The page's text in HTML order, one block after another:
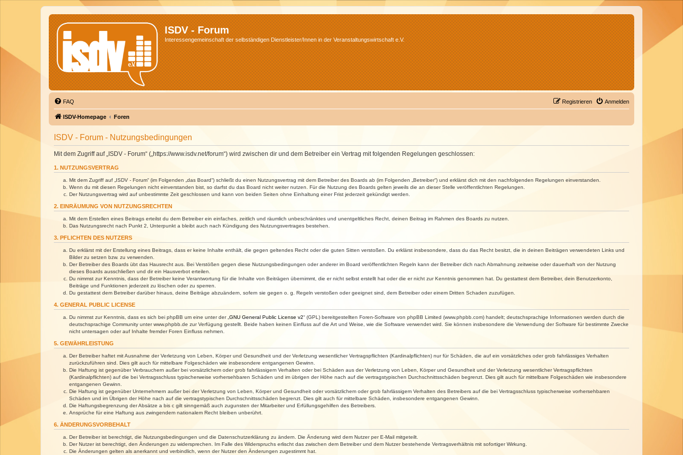
ISDV - Forum
Interessengemeinschaft der selbständigen Dienstleister/Innen in der Veranstaltungswirtschaft e.V.
FAQ Anmelden
Registrieren
ISDV-Homepage Foren
ISDV - Forum - Nutzungsbedingungen
Mit dem Zugriff auf „ISDV - Forum“ („https://www.isdv.net/forum“) wird zwischen dir und dem Betreiber ein Vertrag mit folgenden Regelungen geschlossen:
1. NUTZUNGSVERTRAG
Mit dem Zugriff auf „ISDV - Forum“ (im Folgenden „das Board“) schließt du einen Nutzungsvertrag mit dem Betreiber des Boards ab (im Folgenden „Betreiber“) und erklärst dich mit den nachfolgenden Regelungen einverstanden.
Wenn du mit diesen Regelungen nicht einverstanden bist, so darfst du das Board nicht weiter nutzen. Für die Nutzung des Boards gelten jeweils die an dieser Stelle veröffentlichten Regelungen.
Der Nutzungsvertrag wird auf unbestimmte Zeit geschlossen und kann von beiden Seiten ohne Einhaltung einer Frist jederzeit gekündigt werden.
2. EINRÄUMUNG VON NUTZUNGSRECHTEN
Mit dem Erstellen eines Beitrags erteilst du dem Betreiber ein einfaches, zeitlich und räumlich unbeschränktes und unentgeltliches Recht, deinen Beitrag im Rahmen des Boards zu nutzen.
Das Nutzungsrecht nach Punkt 2, Unterpunkt a bleibt auch nach Kündigung des Nutzungsvertrages bestehen.
3. PFLICHTEN DES NUTZERS
Du erklärst mit der Erstellung eines Beitrags, dass er keine Inhalte enthält, die gegen geltendes Recht oder die guten Sitten verstoßen. Du erklärst insbesondere, dass du das Recht besitzt, die in deinen Beiträgen verwendeten Links und
Bilder zu setzen bzw. zu verwenden.
Der Betreiber des Boards übt das Hausrecht aus. Bei Verstößen gegen diese Nutzungsbedingungen oder anderer im Board veröffentlichten Regeln kann der Betreiber dich nach Abmahnung zeitweise oder dauerhaft von der Nutzung
dieses Boards ausschließen und dir ein Hausverbot erteilen.
Du nimmst zur Kenntnis, dass der Betreiber keine Verantwortung für die Inhalte von Beiträgen übernimmt, die er nicht selbst erstellt hat oder die er nicht zur Kenntnis genommen hat. Du gestattest dem Betreiber, dein Benutzerkonto,
Beiträge und Funktionen jederzeit zu löschen oder zu sperren.
Du gestattest dem Betreiber darüber hinaus, deine Beiträge abzuändern, sofern sie gegen o. g. Regeln verstoßen oder geeignet sind, dem Betreiber oder einem Dritten Schaden zuzufügen.
4. GENERAL PUBLIC LICENSE
Du nimmst zur Kenntnis, dass es sich bei phpBB um eine unter der „ GNU General Public License v2“ (GPL) bereitgestellten Foren-Software von phpBB Limited (www.phpbb.com) handelt; deutschsprachige Informationen werden durch die
deutschsprachige Community unter www.phpbb.de zur Verfügung gestellt. Beide haben keinen Einfluss auf die Art und Weise, wie die Software verwendet wird. Sie können insbesondere die Verwendung der Software für bestimmte Zwecke
nicht untersagen oder auf Inhalte fremder Foren Einfluss nehmen.
5. GEWÄHRLEISTUNG
Der Betreiber haftet mit Ausnahme der Verletzung von Leben, Körper und Gesundheit und der Verletzung wesentlicher Vertragspflichten (Kardinalpflichten) nur für Schäden, die auf ein vorsätzliches oder grob fahrlässiges Verhalten
zurückzuführen sind. Dies gilt auch für mittelbare Folgeschäden wie insbesondere entgangenen Gewinn.
Die Haftung ist gegenüber Verbrauchern außer bei vorsätzlichem oder grob fahrlässigem Verhalten oder bei Schäden aus der Verletzung von Leben, Körper und Gesundheit und der Verletzung wesentlicher Vertragspflichten
(Kardinalpflichten) auf die bei Vertragsschluss typischerweise vorhersehbaren Schäden und im übrigen der Höhe nach auf die vertragstypischen Durchschnittsschäden begrenzt. Dies gilt auch für mittelbare Folgeschäden wie insbesondere
entgangenen Gewinn.
Die Haftung ist gegenüber Unternehmern außer bei der Verletzung von Leben, Körper und Gesundheit oder vorsätzlichem oder grob fahrlässigem Verhalten des Betreibers auf die bei Vertragsschluss typischerweise vorhersehbaren
Schäden und im Übrigen der Höhe nach auf die vertragstypischen Durchschnittsschäden begrenzt. Dies gilt auch für mittelbare Schäden, insbesondere entgangenen Gewinn.
Die Haftungsbegrenzung der Absätze a bis c gilt sinngemäß auch zugunsten der Mitarbeiter und Erfüllungsgehilfen des Betreibers.
Ansprüche für eine Haftung aus zwingendem nationalem Recht bleiben unberührt.
6. ÄNDERUNGSVORBEHALT
Der Betreiber ist berechtigt, die Nutzungsbedingungen und die Datenschutzerklärung zu ändern. Die Änderung wird dem Nutzer per E-Mail mitgeteilt.
Der Nutzer ist berechtigt, den Änderungen zu widersprechen. Im Falle des Widerspruchs erlischt das zwischen dem Betreiber und dem Nutzer bestehende Vertragsverhältnis mit sofortiger Wirkung.
Die Änderungen gelten als anerkannt und verbindlich, wenn der Nutzer den Änderungen zugestimmt hat.